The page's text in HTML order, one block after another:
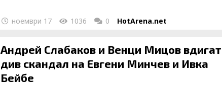
ноември 17 1036 0 HotArena.net
Андрей Слабаков и Венци Мицов вдигат
див скандал на Евгени Минчев и Ивка
Бейбе